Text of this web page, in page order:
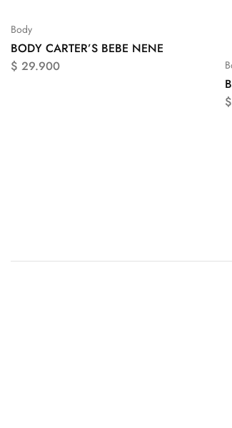
Body
BODY CARTER’S BEBE NENE
$ 29.900
$